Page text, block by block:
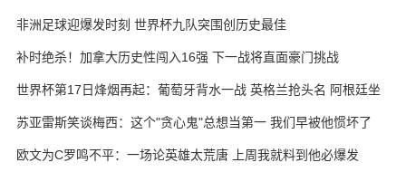
非洲足球迎爆发时刻 世界杯九队突围创历史最佳
补时绝杀！加拿大历史性闯入16强 下一战将直面豪门挑战
世界杯第17日烽烟再起：葡萄牙背水一战 英格兰抢头名 阿根廷坐
收渔利
苏亚雷斯笑谈梅西：这个"贪心鬼"总想当第一 我们早被他惯坏了
欧文为C罗鸣不平：一场论英雄太荒唐 上周我就料到他必爆发